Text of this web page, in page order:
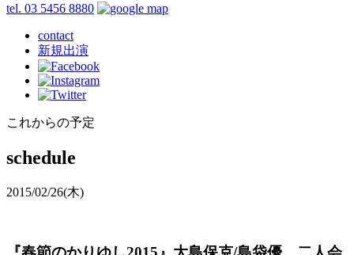
tel. 03 5456 8880
contact
新規出演
これからの予定
schedule
2015/02/26(木)